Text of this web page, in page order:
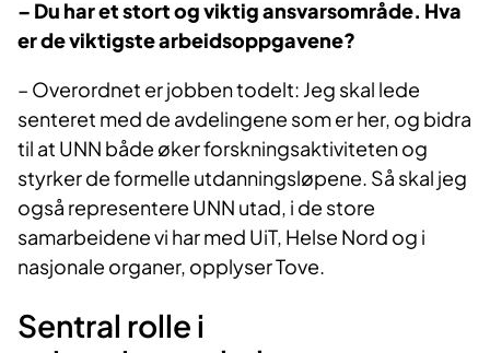
– Du har et stort og viktig ansvarsområde. Hva
er de viktigste arbeidsoppgavene?
– Overordnet er jobben todelt: Jeg skal lede
senteret med de avdelingene som er her, og bidra
til at UNN både øker forskningsaktiviteten og
styrker de formelle utdanningsløpene. Så skal jeg
også representere UNN utad, i de store
samarbeidene vi har med UiT, Helse Nord og i
nasjonale organer, opplyser Tove.
Sentral rolle i